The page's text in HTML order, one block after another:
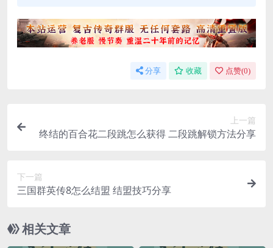
分享 收藏 点赞(0)
上一篇
终结的百合花二段跳怎么获得 二段跳解锁方法分享
下一篇
三国群英传8怎么结盟 结盟技巧分享
相关文章